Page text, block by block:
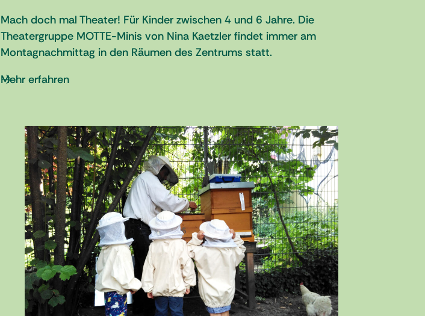
Mach doch mal Theater! Für Kinder zwischen 4 und 6 Jahre. Die
Theatergruppe MOTTE-Minis von Nina Kaetzler findet immer am
Montagnachmittag in den Räumen des Zentrums statt.
Mehr erfahren